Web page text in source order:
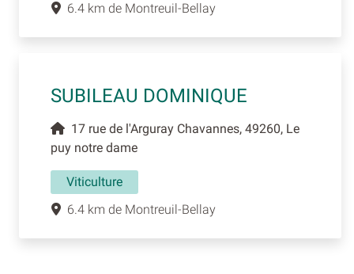
6.4 km de Montreuil-Bellay
SUBILEAU DOMINIQUE
17 rue de l'Arguray Chavannes, 49260, Le
puy notre dame
Viticulture
6.4 km de Montreuil-Bellay